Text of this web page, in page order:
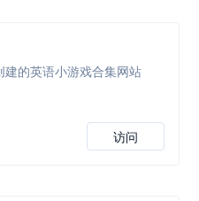
的英语小游戏合集网站
访问